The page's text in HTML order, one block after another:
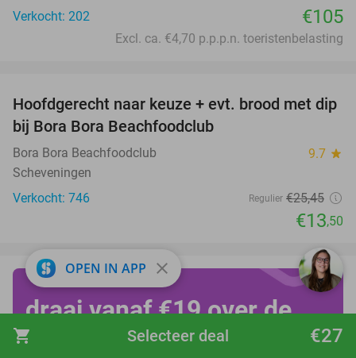
shopping_cart €27
Selecteer deal
Verkocht: 202
€105
Excl. ca. €4,70 p.p.p.n. toeristenbelasting
47%
Hoofdgerecht naar keuze + evt. brood met dip
bij Bora Bora Beachfoodclub
Bora Bora Beachfoodclub 9.7 star
Scheveningen
Verkocht: 746
Regulier €25,45
€13,50
draai vanaf €19 over de
kop op Achtbanendag!
OPEN IN APP close